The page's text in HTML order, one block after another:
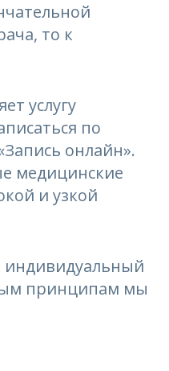
то к
услугу
по
онлайн».
медицинские
и узкой
принципам мы